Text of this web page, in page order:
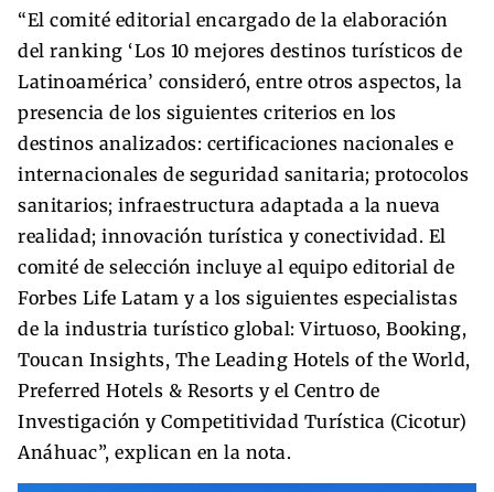
“El comité editorial encargado de la elaboración
del ranking ‘Los 10 mejores destinos turísticos de
Latinoamérica’ consideró, entre otros aspectos, la
presencia de los siguientes criterios en los
destinos analizados: certificaciones nacionales e
internacionales de seguridad sanitaria; protocolos
sanitarios; infraestructura adaptada a la nueva
realidad; innovación turística y conectividad. El
comité de selección incluye al equipo editorial de
Forbes Life Latam y a los siguientes especialistas
de la industria turístico global: Virtuoso, Booking,
Toucan Insights, The Leading Hotels of the World,
Preferred Hotels & Resorts y el Centro de
Investigación y Competitividad Turística (Cicotur)
Anáhuac”, explican en la nota.